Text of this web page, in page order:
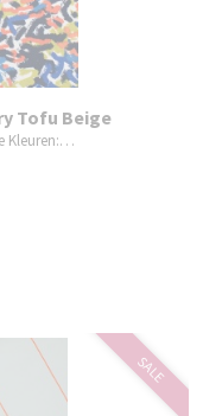
Tofu Beige
Kleuren:…
SALE